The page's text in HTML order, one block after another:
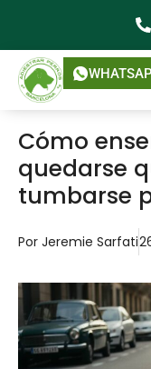
Cómo
quedarse
tumbarse
Por Jeremie Sarfati